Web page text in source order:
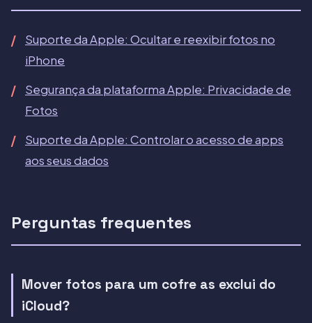
Suporte da Apple: Ocultar e reexibir fotos no
iPhone
Segurança da plataforma Apple: Privacidade de
Fotos
Suporte da Apple: Controlar o acesso de apps
aos seus dados
Perguntas frequentes
Mover fotos para um cofre as exclui do
iCloud?